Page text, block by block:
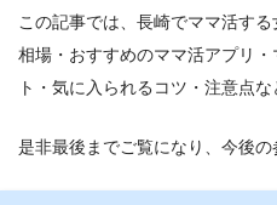
この記事では、長崎でママ活す
相場・おすすめのママ活アプリ
ト・気に入られるコツ・注意点な
是非最後までご覧になり、今後の